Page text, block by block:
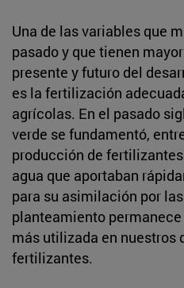
Una de las variables que
pasado y que tienen
presente y futuro del
es la fertilización
agrícolas. En el pasado
verde se fundamentó,
producción de
agua que aportaban
para su asimilación por
planteamiento
más utilizada en nuestros
fertilizantes.